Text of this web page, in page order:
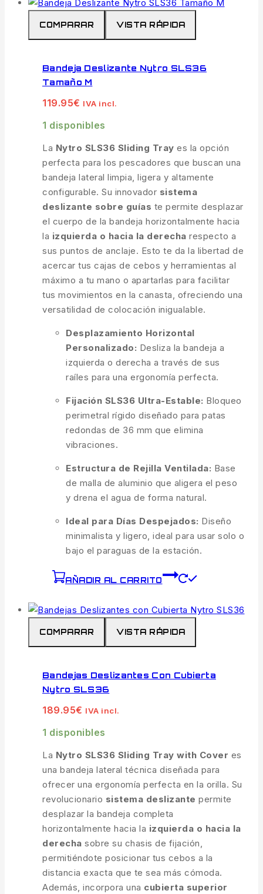
COMPARAR VISTA RÁPIDA
Bandeja Deslizante Nytro SLS36
Tamaño M
119.95€ IVA incl.
1 disponibles
La Nytro SLS36 Sliding Tray es la opción
perfecta para los pescadores que buscan una
bandeja lateral limpia, ligera y altamente
configurable. Su innovador sistema
deslizante sobre guías te permite desplazar
el cuerpo de la bandeja horizontalmente hacia
la izquierda o hacia la derecha respecto a
sus puntos de anclaje. Esto te da la libertad de
acercar tus cajas de cebos y herramientas al
máximo a tu mano o apartarlas para facilitar
tus movimientos en la canasta, ofreciendo una
versatilidad de colocación inigualable.
Desplazamiento Horizontal
Personalizado: Desliza la bandeja a
izquierda o derecha a través de sus
raíles para una ergonomía perfecta.
Fijación SLS36 Ultra-Estable: Bloqueo
perimetral rígido diseñado para patas
redondas de 36 mm que elimina
vibraciones.
Estructura de Rejilla Ventilada: Base
de malla de aluminio que aligera el peso
y drena el agua de forma natural.
Ideal para Días Despejados: Diseño
minimalista y ligero, ideal para usar solo o
bajo el paraguas de la estación.
AÑADIR AL CARRITO
COMPARAR VISTA RÁPIDA
Bandejas Deslizantes Con Cubierta
Nytro SLS36
189.95€ IVA incl.
1 disponibles
La Nytro SLS36 Sliding Tray with Cover es
una bandeja lateral técnica diseñada para
ofrecer una ergonomía perfecta en la orilla. Su
revolucionario sistema deslizante permite
desplazar la bandeja completa
horizontalmente hacia la izquierda o hacia la
derecha sobre su chasis de fijación,
permitiéndote posicionar tus cebos a la
distancia exacta que te sea más cómoda.
Además, incorpora una cubierta superior